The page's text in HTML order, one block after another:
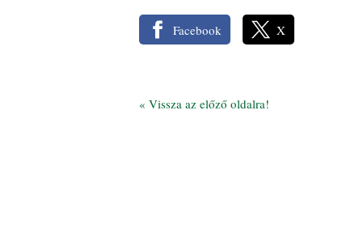
Facebook X
« Vissza az előző oldalra!